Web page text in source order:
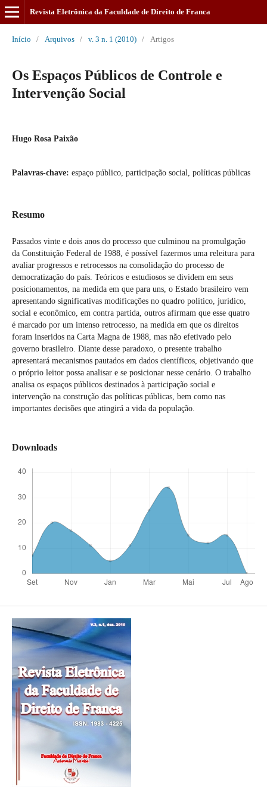
Revista Eletrônica da Faculdade de Direito de Franca
Início / Arquivos / v. 3 n. 1 (2010) / Artigos
Os Espaços Públicos de Controle e
Intervenção Social
Hugo Rosa Paixão
Palavras-chave: espaço público, participação social, políticas públicas
Resumo
Passados vinte e dois anos do processo que culminou na promulgação
da Constituição Federal de 1988, é possível fazermos uma releitura para
avaliar progressos e retrocessos na consolidação do processo de
democratização do país. Teóricos e estudiosos se dividem em seus
posicionamentos, na medida em que para uns, o Estado brasileiro vem
apresentando significativas modificações no quadro político, jurídico,
social e econômico, em contra partida, outros afirmam que esse quatro
é marcado por um intenso retrocesso, na medida em que os direitos
foram inseridos na Carta Magna de 1988, mas não efetivado pelo
governo brasileiro. Diante desse paradoxo, o presente trabalho
apresentará mecanismos pautados em dados científicos, objetivando que
o próprio leitor possa analisar e se posicionar nesse cenário. O trabalho
analisa os espaços públicos destinados à participação social e
intervenção na construção das políticas públicas, bem como nas
importantes decisões que atingirá a vida da população.
Downloads